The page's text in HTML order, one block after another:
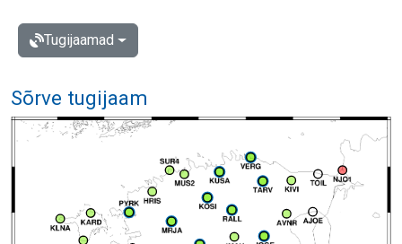
Tugijaamad
Sõrve tugijaam